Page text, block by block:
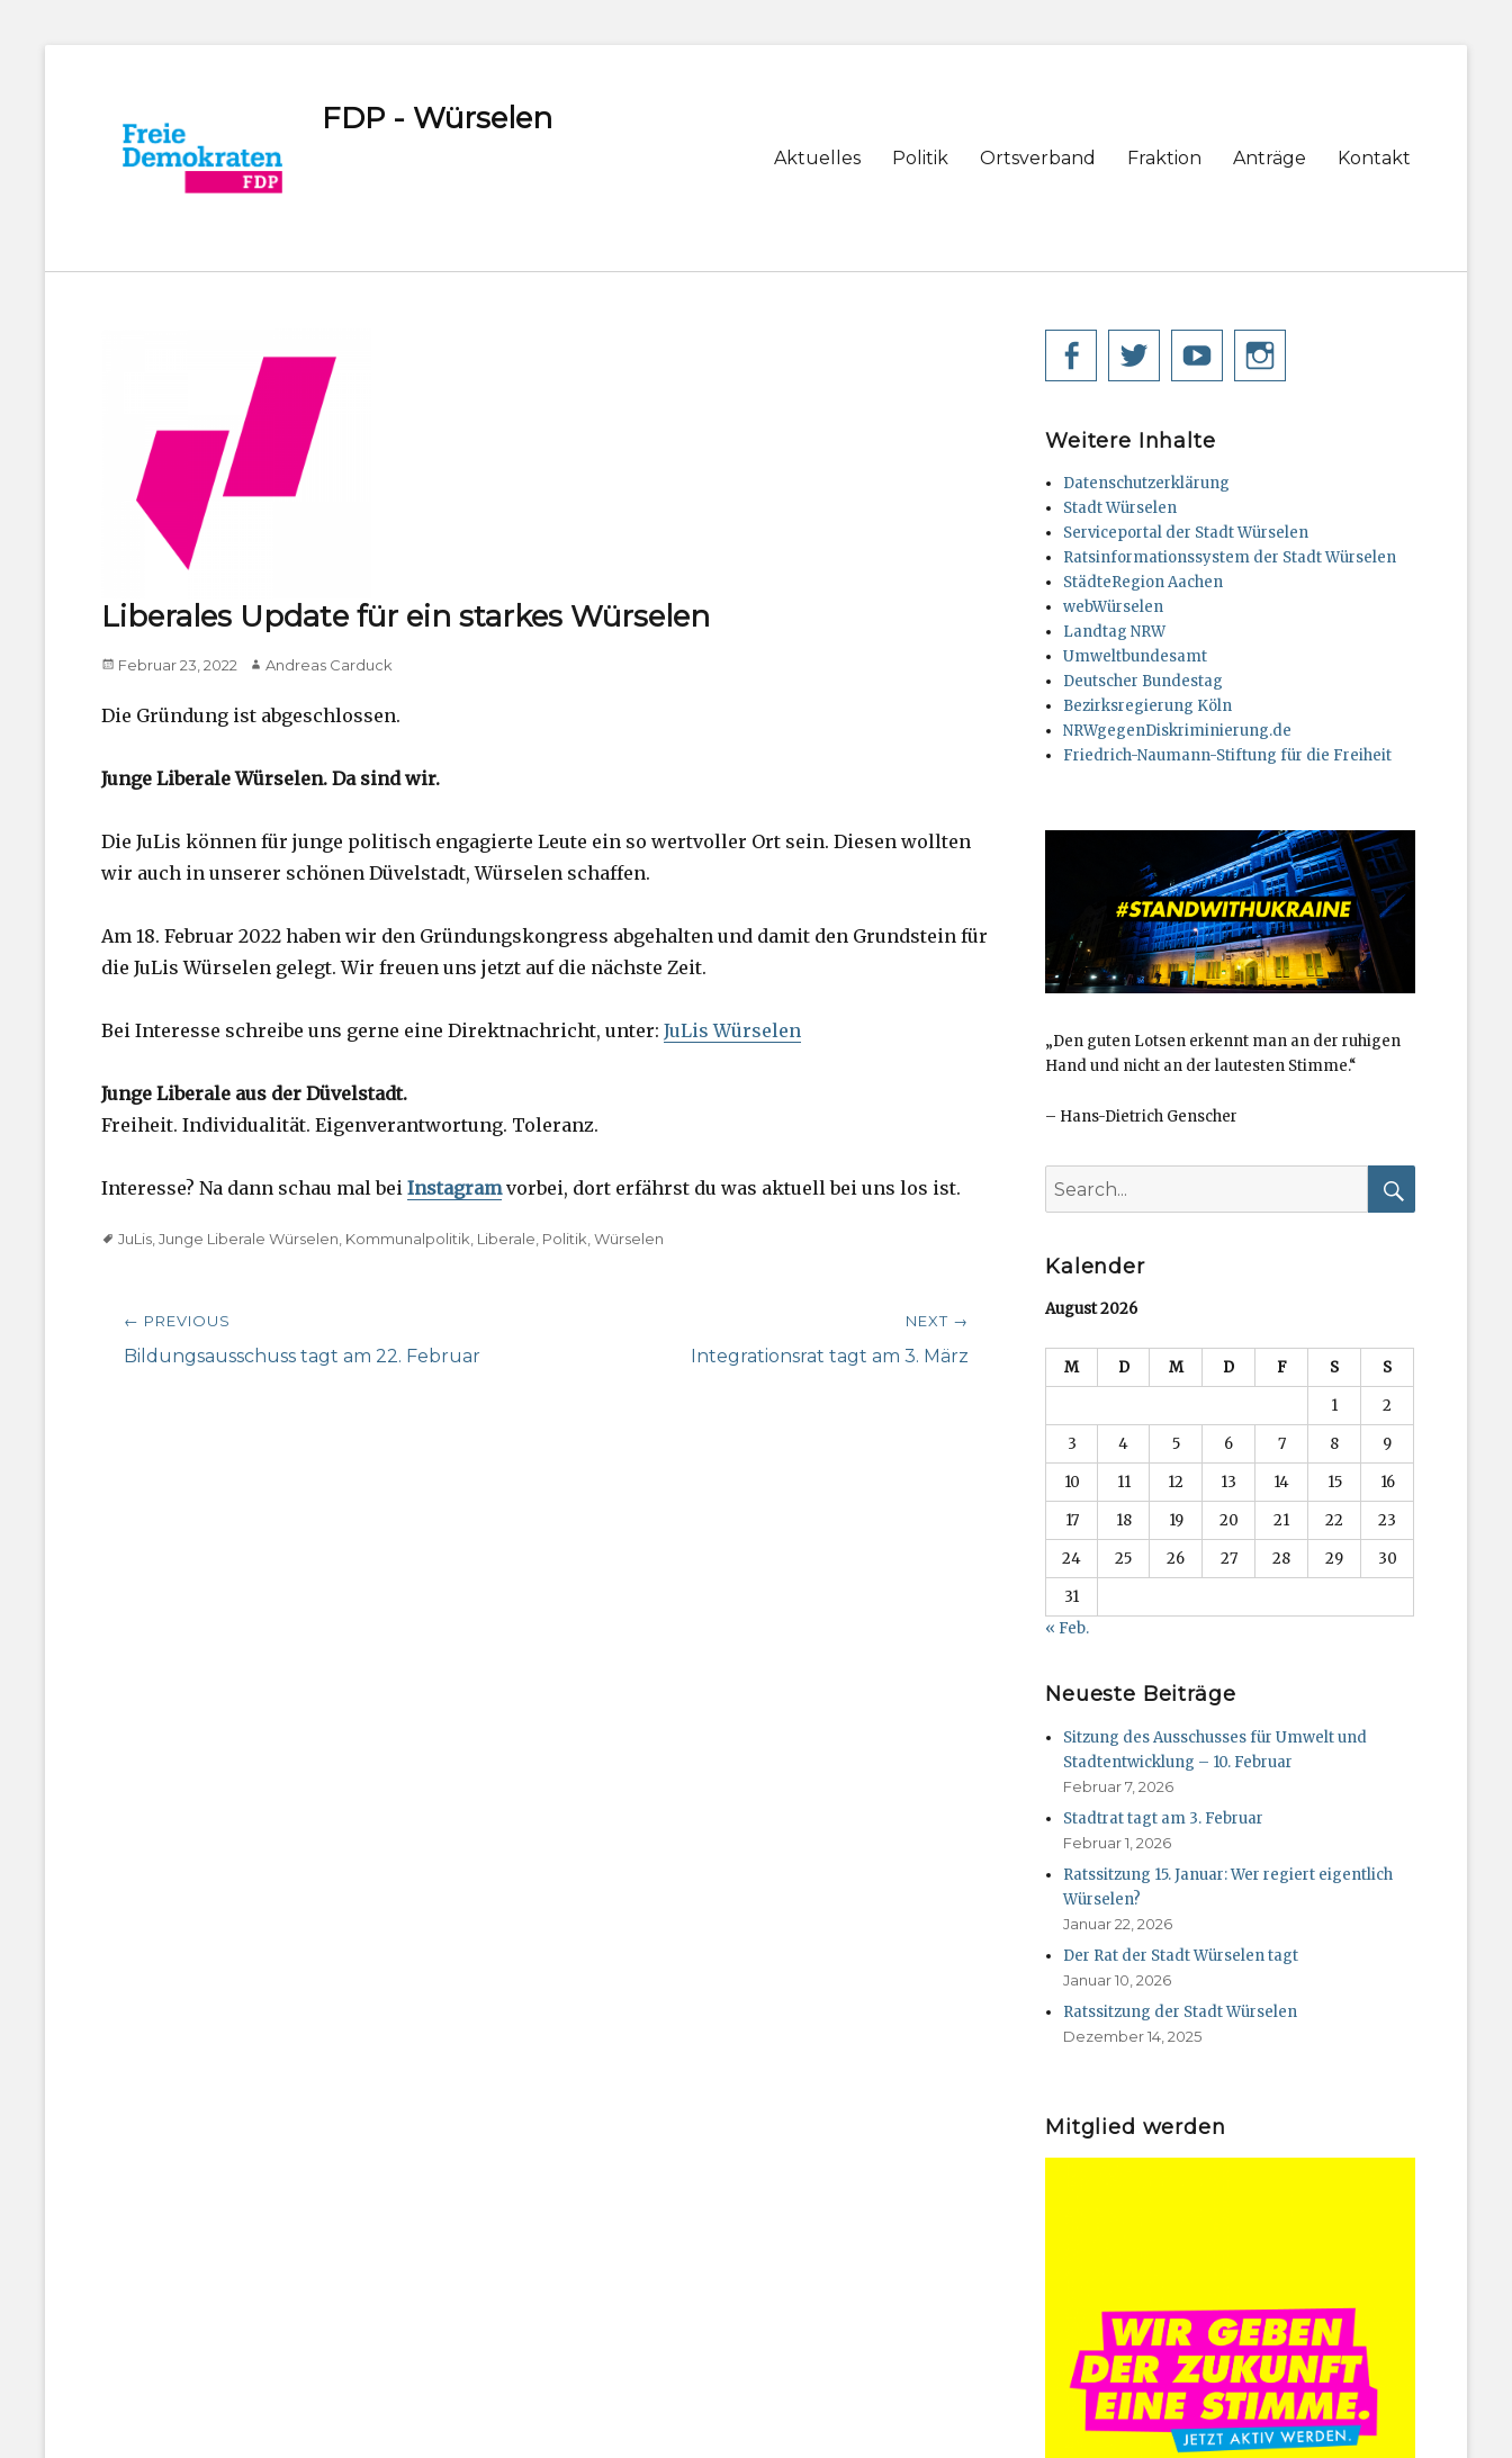
FDP - Würselen
Primary
Aktuelles Politik Ortsverband Fraktion Anträge Kontakt
Liberales Update für ein starkes Würselen
Posted
Februar 23, 2022 Author
Andreas Carduck
Die Gründung ist abgeschlossen.
Junge Liberale Würselen. Da sind wir.
Die JuLis können für junge politisch engagierte Leute ein so wertvoller Ort sein. Diesen wollten
wir auch in unserer schönen Düvelstadt, Würselen schaffen.
Am 18. Februar 2022 haben wir den Gründungskongress abgehalten und damit den Grundstein für
die JuLis Würselen gelegt. Wir freuen uns jetzt auf die nächste Zeit.
Bei Interesse schreibe uns gerne eine Direktnachricht, unter: JuLis Würselen
Junge Liberale aus der Düvelstadt.
Freiheit. Individualität. Eigenverantwortung. Toleranz.
Interesse? Na dann schau mal bei Instagramvorbei, dort erfährst du was aktuell bei uns los ist.
TagsJuLis Junge Liberale Würselen Kommunalpolitik Liberale Politik Würselen
Beitragsnavigation
← PREVIOUS
Previous
Bildungsausschuss tagt am 22. Februar
NEXT →
Integrationsrat tagt am 3. März
Facebook
TwitterYouTube
Weitere Inhalte
Datenschutzerklärung
Stadt Würselen
Serviceportal der Stadt Würselen
Ratsinformationssystem der Stadt Würselen
StädteRegion Aachen
webWürselen
Landtag NRW
Umweltbundesamt
Deutscher Bundestag
Bezirksregierung Köln
NRWgegenDiskriminierung.de
Friedrich-Naumann-Stiftung für die Freiheit
„Den guten Lotsen erkennt man an der ruhigen
Hand und nicht an der lautesten Stimme.“
– Hans-Dietrich Genscher
for:
Kalender
August 2026
M D M D F S
S
1
2
3
4 5 6 7 8
9
10
11 12 13 14 15
16
17
18 19 20 21 22
23
24
25 26 27 28 29
30
31
« Feb.
Neueste Beiträge
Sitzung des Ausschusses für Umwelt und
Stadtentwicklung – 10. Februar
Februar 7, 2026
Stadtrat tagt am 3. Februar
Februar 1, 2026
Ratssitzung 15. Januar: Wer regiert eigentlich
Würselen?
Januar 22, 2026
Der Rat der Stadt Würselen tagt
Januar 10, 2026
Ratssitzung der Stadt Würselen
Dezember 14, 2025
Mitglied werden